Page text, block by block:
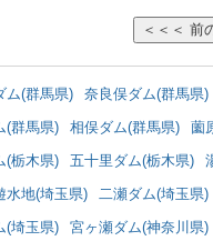
ム(群馬県) 奈良俣ダム(群馬県)
(群馬県)
相俣ダム(群馬県) 薗
(栃木県)
五十里ダム(栃木県)
水地(埼玉県)
二瀬ダム(埼玉県)
(埼玉県)
宮ヶ瀬ダム(神奈川県)